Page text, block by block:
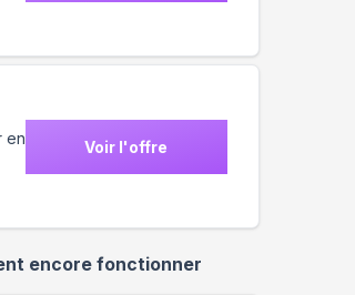
en
Voir l'offre
encore fonctionner